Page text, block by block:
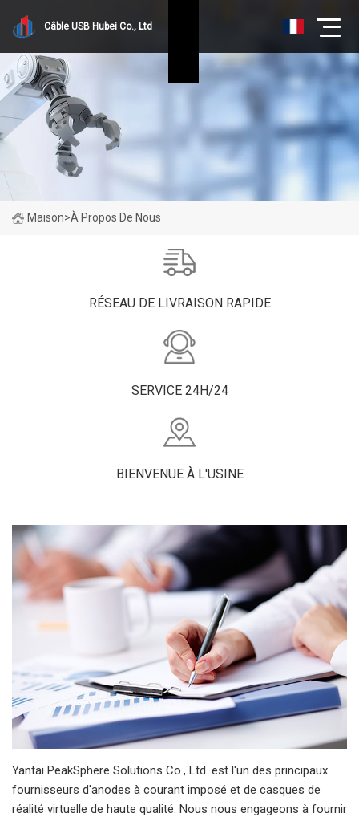
Câble USB Hubei Co., Ltd
Maison>À Propos De Nous
RÉSEAU DE LIVRAISON RAPIDE
SERVICE 24H/24
BIENVENUE À L'USINE
Yantai PeakSphere Solutions Co., Ltd. est l'un des principaux
fournisseurs d'anodes à courant imposé et de casques de
réalité virtuelle de haute qualité. Nous nous engageons à fournir